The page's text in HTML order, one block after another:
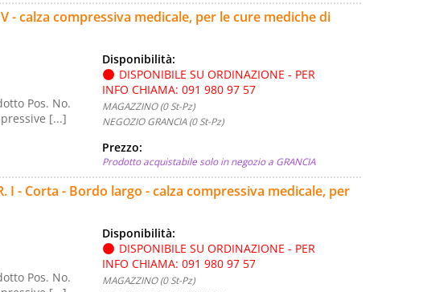
- calza compressiva medicale, per le cure mediche di
Pos. No.
[...]
Disponibilità:
DISPONIBILE SU ORDINAZIONE - PER
INFO CHIAMA: 091 980 97 57
MAGAZZINO (0 St-Pz)
NEGOZIO GRANCIA (0 St-Pz)
Prezzo:
Prodotto acquistabile solo in negozio a GRANCIA
I - Corta - Bordo largo - calza compressiva medicale, per
Pos. No.
Disponibilità:
DISPONIBILE SU ORDINAZIONE - PER
INFO CHIAMA: 091 980 97 57
MAGAZZINO (0 St-Pz)